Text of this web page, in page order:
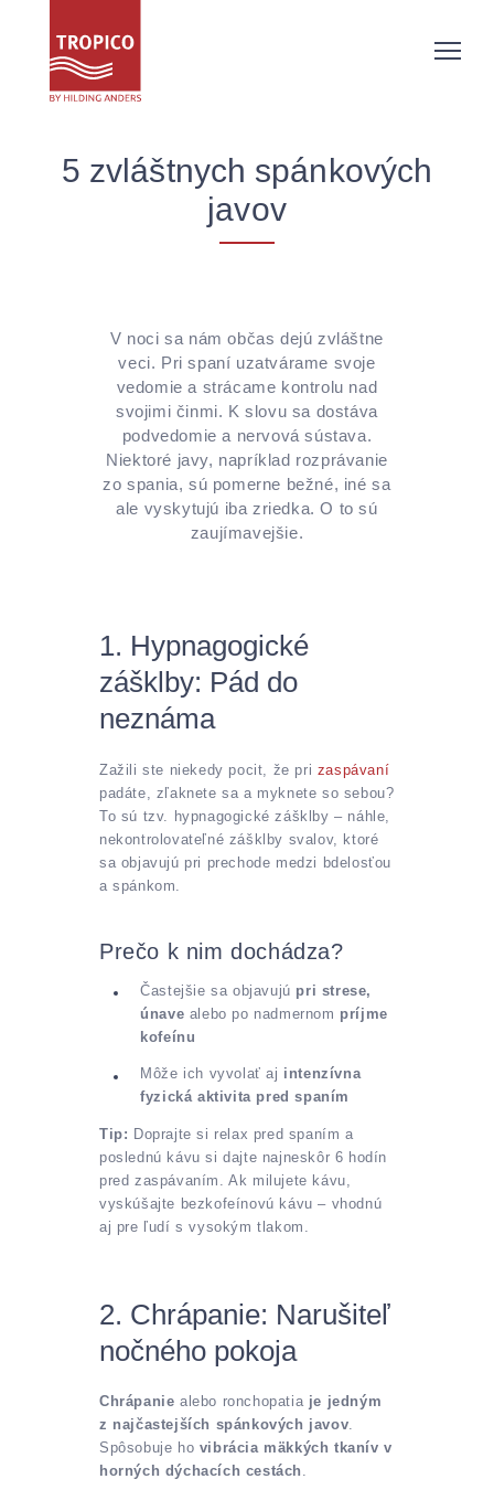
5 zvláštnych spánkových
javov
V noci sa nám občas dejú zvláštne
veci. Pri spaní uzatvárame svoje
vedomie a strácame kontrolu nad
svojimi činmi. K slovu sa dostáva
podvedomie a nervová sústava.
Niektoré javy, napríklad rozprávanie
zo spania, sú pomerne bežné, iné sa
ale vyskytujú iba zriedka. O to sú
zaujímavejšie.
1. Hypnagogické
zášklby: Pád do
neznáma
Zažili ste niekedy pocit, že pri zaspávaní
padáte, zľaknete sa a myknete so sebou?
To sú tzv. hypnagogické zášklby – náhle,
nekontrolovateľné zášklby svalov, ktoré
sa objavujú pri prechode medzi bdelosťou
a spánkom.
Prečo k nim dochádza?
Častejšie sa objavujú pri strese,
únave alebo po nadmernom príjme
kofeínu
Môže ich vyvolať aj intenzívna
fyzická aktivita pred spaním
Tip: Doprajte si relax pred spaním a
poslednú kávu si dajte najneskôr 6 hodín
pred zaspávaním. Ak milujete kávu,
vyskúšajte bezkofeínovú kávu – vhodnú
aj pre ľudí s vysokým tlakom.
2. Chrápanie: Narušiteľ
nočného pokoja
Chrápanie alebo ronchopatia je jedným
z najčastejších spánkových javov.
Spôsobuje ho vibrácia mäkkých tkanív v
horných dýchacích cestách .